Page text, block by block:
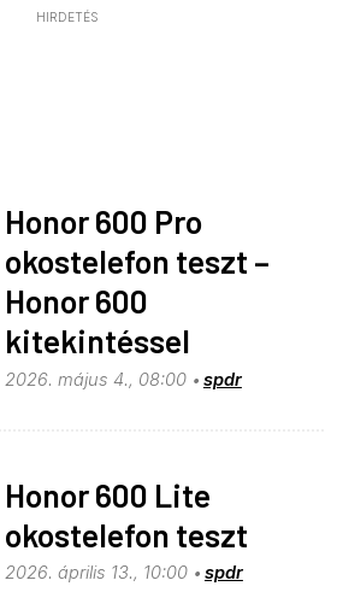
HIRDETÉS
Honor 600 Pro
okostelefon teszt –
Honor 600
kitekintéssel
2026. május 4., 08:00 spdr
Honor 600 Lite
okostelefon teszt
2026. április 13., 10:00 spdr